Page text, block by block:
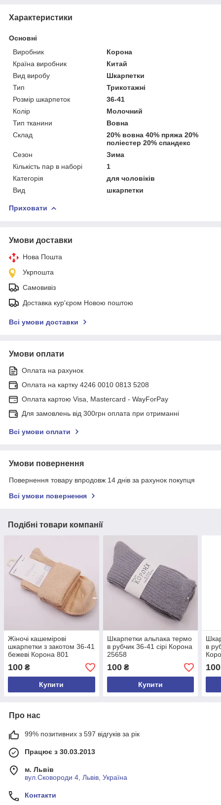
Характеристики
Основні
Виробник
Корона
Країна виробник
Китай
Вид виробу
Шкарпетки
Тип
Трикотажні
Розмір шкарпеток
36-41
Колір
Молочний
Тип тканини
Вовна
Склад
20% вовна 40% пряжа 20%
поліестер 20% спандекс
Сезон
Зима
Кількість пар в наборі
1
Категорія
для чоловіків
Вид
шкарпетки
Приховати
Умови доставки
Нова Пошта
Укрпошта
Самовивіз
Доставка кур'єром Новою поштою
Всі умови доставки
Умови оплати
Оплата на рахунок
Оплата на картку 4246 0010 0813 5208
Оплата картою Visa, Mastercard - WayForPay
Для замовлень від 300грн оплата при отриманні
Всі умови оплати
Умови повернення
Повернення товару впродовж 14 днів за рахунок покупця
Всі умови повернення
Подібні товари компанії
Жіночі кашемірові
шкарпетки з закотом 36-41
бежеві Корона 801
100 ₴
Купити
Шкарпетки альпака термо
в рубчик 36-41 сірі Корона
25658
100₴
Купити
в
100
Про нас
99% позитивних з 597 відгуків за рік
Працює з 30.03.2013
м. Львів
вул.Сковороди 4, Львів, Україна
Контакти